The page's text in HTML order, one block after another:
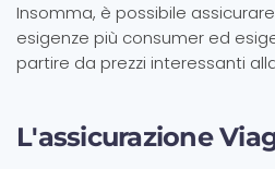
Insomma, è possibile
esigenze più consumer ed
partire da prezzi interessanti
L'assicurazione